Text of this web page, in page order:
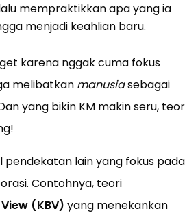
mempraktikkan apa yang ia
menjadi keahlian baru.
karena nggak cuma fokus
melibatkan manusiasebagai
yang bikin KM makin seru,
pendekatan lain yang fokus pada
Contohnya, teori
(KBV) yang menekankan